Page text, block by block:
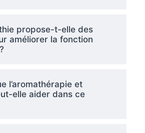
propose-t-elle des
améliorer la fonction
l’aromathérapie et
elle aider dans ce